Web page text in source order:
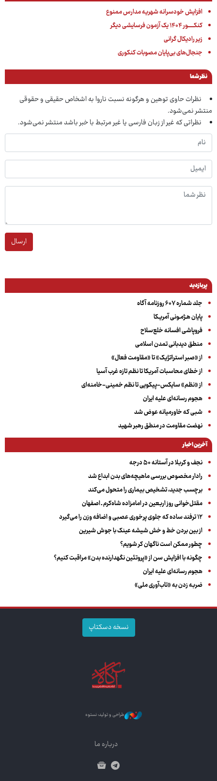
افزایش خودسرانه شهریه مدارس ممنوع
کنکــــــور ۱۴۰۴ یک آزمون فرسایشی دیگر
زیر رادیکال گرانی
جنجال‌های بی‌پایان مصوبات کنکوری
نظر شما
نظرات حاوی توهین و هرگونه نسبت ناروا به اشخاص حقیقی و حقوقی
منتشر نمی‌شود.
نظراتی که غیر از زبان فارسی یا غیر مرتبط با خبر باشد منتشر نمی‌شود.
ارسال
پربازدید
جلد شماره ۶۰۷ روزنامه آگاه
پایان هـژمـونی آمریـکا
فروپاشی افسانه خلع‌سلاح
منطق دیدبانی تمدن اسلامی
از «صبر استراتژیک» تا «مقاومت فعال»
از خطای محاسبات آمریکا تا نظم تازه غرب آسیا
از «نظم» سایکس-پیکویی تا نظم خمینی-خامنه‌ای
هجوم رسانه‌ای علیه ایران
شبی که خاورمیانه عوض شد
نهضت مقاومت در منطق رهبر شهید
آخرین اخبار
نجف و کربلا در آستانه ۵۰ درجه
رادار مخصوص بررسی ماهیچه‌های بدن ابداع شد
برچسب جدید، تشخیص بیماری را متحول می‌کند
مقتل‌خوانی روز اربعین در امامزاده شاه‌کرم ـ اصفهان
۱۲ ترفند ساده که جلوی پرخوری عصبی و اضافه ‌وزن را می‌گیرد
از بین بردن خط و خش شیشه عینک با جوش شیرین
چطور ممکن است ناگهان کر شویم؟
چگونه با افزایش سن از «پروتئین نگهدارنده بدن» مراقبت کنیم؟
هجوم رسانه‌ای علیه ایران
ضربه زدن به «تاب‌آوری ملی»
نسخه دسکتاپ
طراحی و تولید: نستوه
درباره ما